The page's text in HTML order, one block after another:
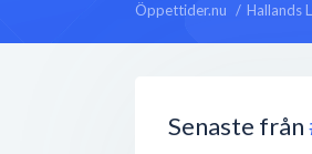
Öppettider.nu Hallands
Senaste från